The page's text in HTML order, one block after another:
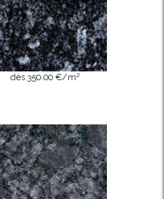
dès 350.00 €/m²